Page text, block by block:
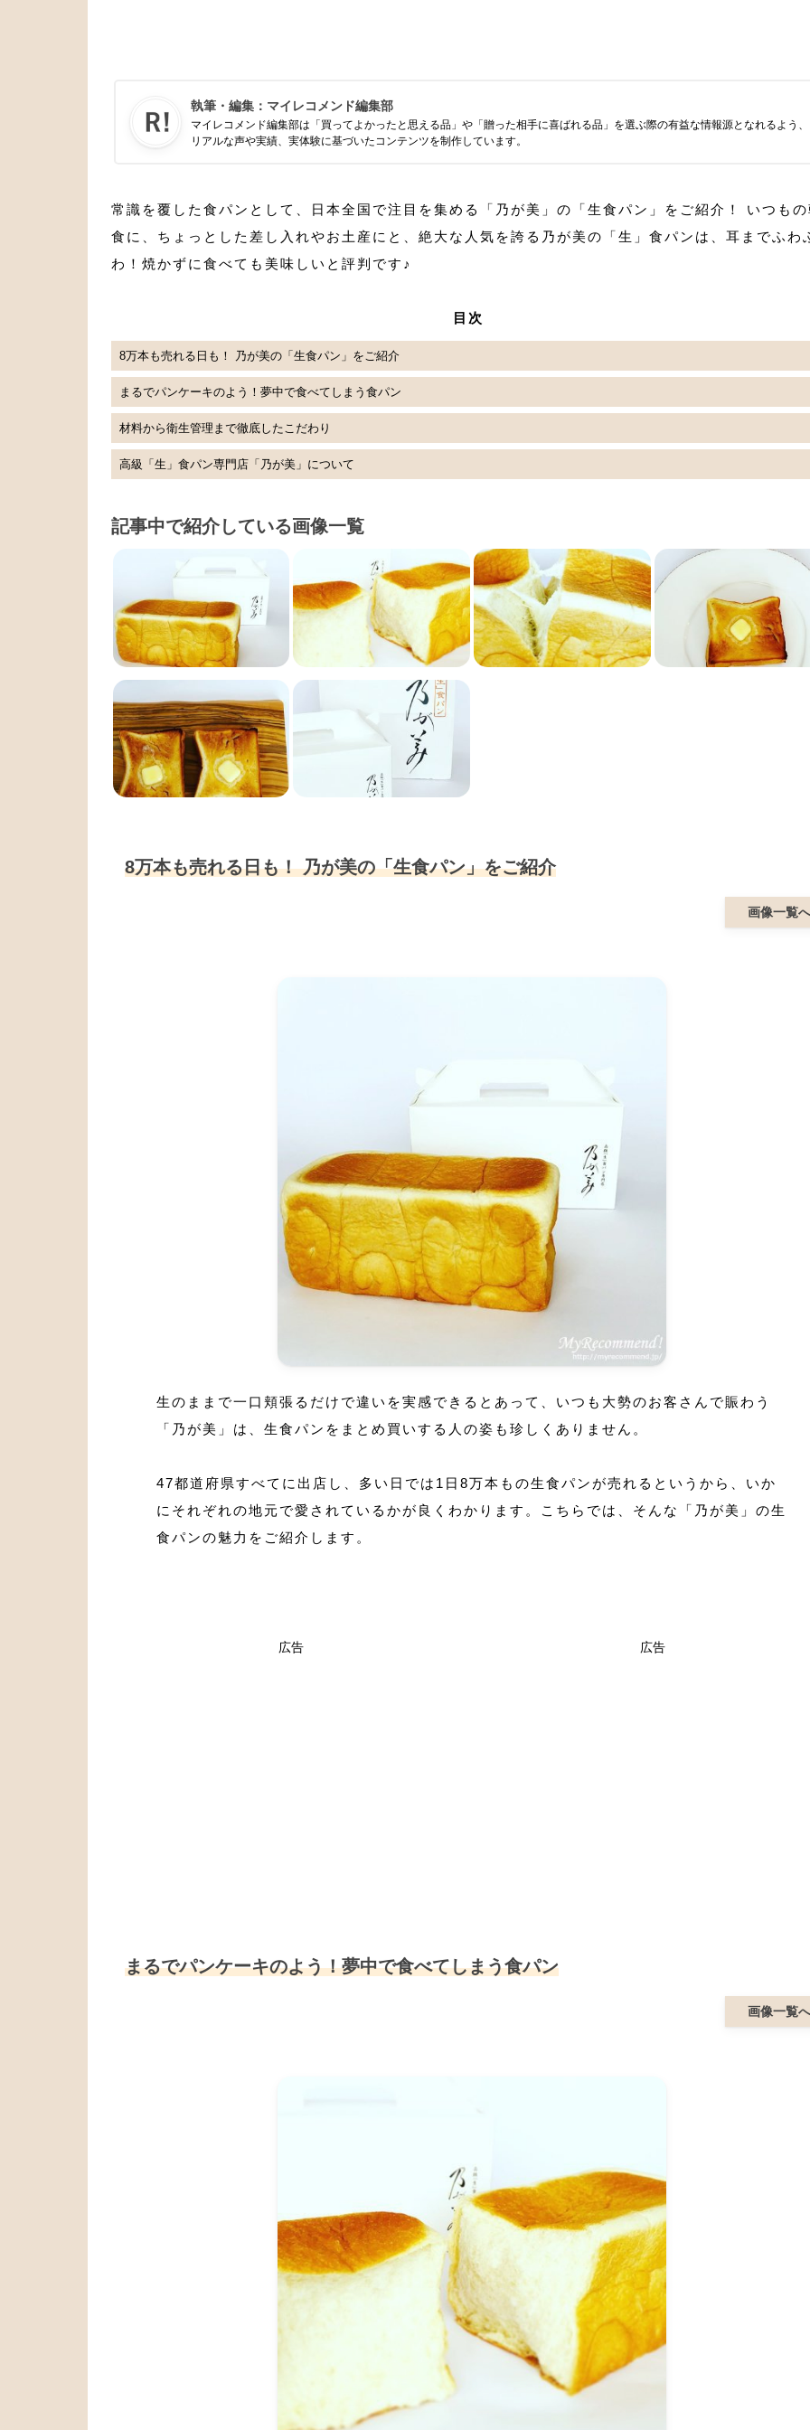
執筆・編集： マイレコメンド編集部
マイレコメンド編集部は「買ってよかったと思える品」や「贈った相手に喜ばれる品」を選ぶ際の有益な情報源となれるよう、
リアルな声や実績、実体験に基づいたコンテンツを制作しています。
常識を覆した食パンとして、日本全国で注目を集める「乃が美」の「生食パン」をご紹介！ いつも
食に、ちょっとした差し入れやお土産にと、絶大な人気を誇る乃が美の「生」食パンは、耳までふわ
わ！焼かずに食べても美味しいと評判です♪
目次
8万本も売れる日も！ 乃が美の「生食パン」をご紹介
まるでパンケーキのよう！夢中で食べてしまう食パン
材料から衛生管理まで徹底したこだわり
高級「生」食パン専門店「乃が美」について
記事中で紹介している画像一覧
8万本も売れる日も！ 乃が美の「生食パン」をご紹介
画像一覧へ
生のままで一口頬張るだけで違いを実感できるとあって、いつも大勢のお客さんで賑わう
「乃が美」は、生食パンをまとめ買いする人の姿も珍しくありません。
47都道府県すべてに出店し、多い日では1日8万本もの生食パンが売れるというから、いか
にそれぞれの地元で愛されているかが良くわかります。こちらでは、そんな「乃が美」の生
食パンの魅力をご紹介します。
広告 広告
まるでパンケーキのよう！夢中で食べてしまう食パン
画像一覧へ